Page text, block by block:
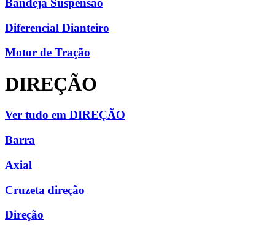
Bandeja Suspensão
Diferencial Dianteiro
Motor de Tração
DIREÇÃO
Ver tudo em DIREÇÃO
Barra
Axial
Cruzeta direção
Direção